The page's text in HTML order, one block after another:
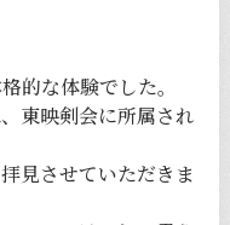
的な体験でした。
東映剣会に所属され
見させていただきま